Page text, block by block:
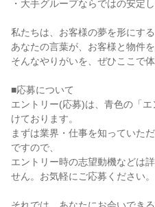
・大手グループならではの安定
私たちは、お客様の夢を形にす
あなたの言葉が、お客様と物件
そんなやりがいを、ぜひここで
■応募について
エントリー(応募)は、青色の「
けております。
まずは業界・仕事を知っていた
ですので、
エントリー時の志望動機などは
せん。お気軽にご応募ください。